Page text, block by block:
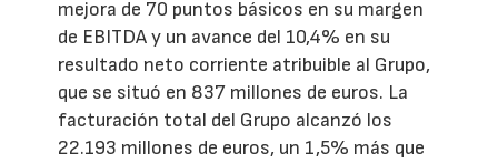
mejora de 70 puntos básicos en su margen
de EBITDA y un avance del 10,4% en su
resultado neto corriente atribuible al Grupo,
que se situó en 837 millones de euros. La
facturación total del Grupo alcanzó los
22.193 millones de euros, un 1,5% más que